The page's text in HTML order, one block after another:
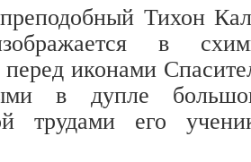
Тихон
в
иконами
в дупле
трудами его